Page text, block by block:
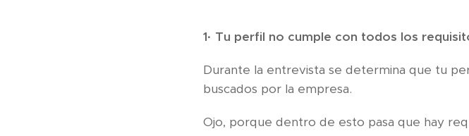
1· Tu perfil no cumple con todos los
Durante la entrevista se determina que tu
buscados por la empresa.
Ojo, porque dentro de esto pasa que hay